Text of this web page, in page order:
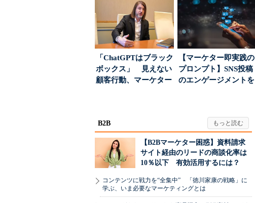
「ChatGPTはブラック
ボックス」 見えない
顧客行動、マーケター
【マーケター即実践の
プロンプト】SNS投稿
のエンゲージメントを
B2B
【B2Bマーケター困惑】資料請求
サイト経由のリードの商談化率は
10％以下 有効活用するには？
コンテンツに戦力を“全集中” 「徳川家康の戦略」に
学ぶ、いま必要なマーケティングとは